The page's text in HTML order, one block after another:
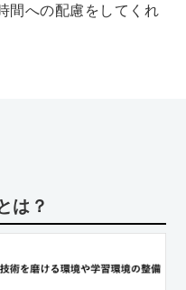
間への配慮をしてくれ
は？